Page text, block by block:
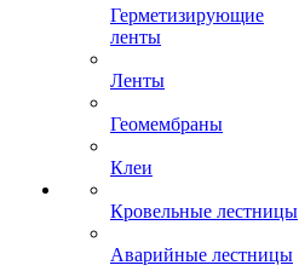
Герметизирующие
ленты
Ленты
Геомембраны
Клеи
Кровельные лестницы
Аварийные лестницы